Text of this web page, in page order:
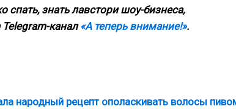
спать, знать лавстори шоу-бизнеса,
канал«А теперь внимание!».
народный рецепт ополаскивать волосы